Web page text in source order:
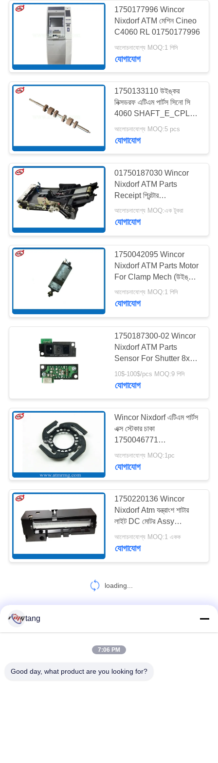
উদ্ধৃতি
অনুরোধ
ম্যাপ
গোপনীয়তা
নীতি
1750177996 Wincor
Nixdorf ATM মেশিন Cineo
C4060 RL 01750177996
আলোচনাযোগ্য MOQ:1 পিসি
যোগাযোগ
1750133110 উইঙ্কর
নিক্সডরফ এটিএম পার্টস সিনো সি
4060 SHAFT_E_CPL
01750133110
আলোচনাযোগ্য MOQ:5 pcs
যোগাযোগ
01750187030 Wincor
Nixdorf ATM Parts
Receipt প্রিন্টার
1750187030
আলোচনাযোগ্য MOQ:এক টুকরা
যোগাযোগ
1750042095 Wincor
Nixdorf ATM Parts Motor
For Clamp Mech (উইঙ্কর
নিক্সডর্ফ এটিএম পার্টস মোটর ফর
ক্লাম্প মেক)
আলোচনাযোগ্য MOQ:1 পিসি
যোগাযোগ
1750187300-02 Wincor
Nixdorf ATM Parts
Sensor For Shutter 8x
CMD 01750187300-02
10$-100$/pcs MOQ:9 পিসি
যোগাযোগ
Wincor Nixdorf এটিএম পার্টস
এক্স স্টেকার চাকা
1750046771
01750046771
আলোচনাযোগ্য MOQ:1pc
যোগাযোগ
1750220136 Wincor
Nixdorf Atm যন্ত্রাংশ শাটার
লাইট DC মোটর Assy
আলোচনাযোগ্য MOQ:1 একক
যোগাযোগ
loading...
tang
7:06 PM
Good day, what product are you looking for?